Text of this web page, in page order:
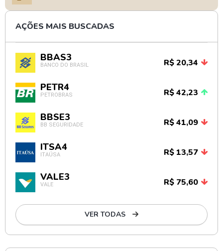
AÇÕES MAIS BUSCADAS
BBAS3
BANCO DO BRASIL R$ 20,34
PETR4
PETROBRAS R$ 42,23
BBSE3
BB SEGURIDADE R$ 41,09
ITSA4
ITAÚSA R$ 13,57
VALE3
VALE R$ 75,60
VER TODAS